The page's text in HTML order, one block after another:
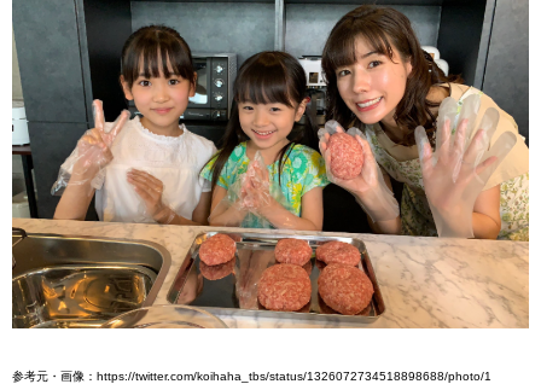
参考元・画像：https://twitter.com/koihaha_tbs/status/1326072734518898688/photo/1